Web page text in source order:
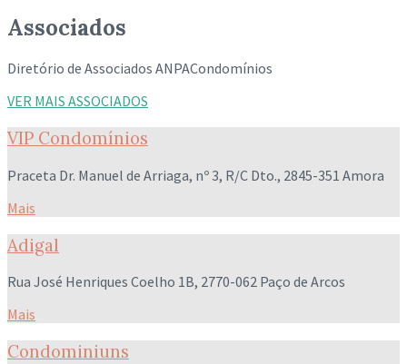
Associados
Diretório de Associados ANPACondomínios
VER MAIS ASSOCIADOS
VIP Condomínios
Praceta Dr. Manuel de Arriaga, nº 3, R/C Dto., 2845-351 Amora
Mais
Adigal
Rua José Henriques Coelho 1B, 2770-062 Paço de Arcos
Mais
Condominiuns